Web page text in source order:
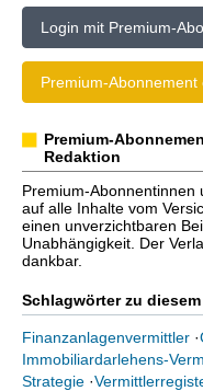
Login mit Premium-
Premium-Abonnement
Premium-
Redaktion
Premium-
auf alle Inhalte vom
einen unverzichtbaren
Unabhängigkeit. Der
dankbar.
Schlagwörter zu
Finanzanlagenvermittler ·
Immobiliardarlehens-
Strategie ·